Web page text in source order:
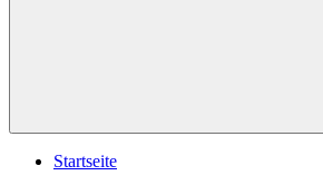
Startseite